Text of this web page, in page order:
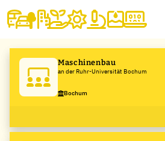
Maschinenbau
an der Ruhr-Universität Bochum
Bochum